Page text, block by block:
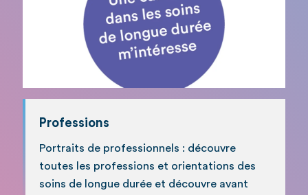
Professions
Portraits de professionnels : découvre
toutes les professions et orientations des
soins de longue durée et découvre avant